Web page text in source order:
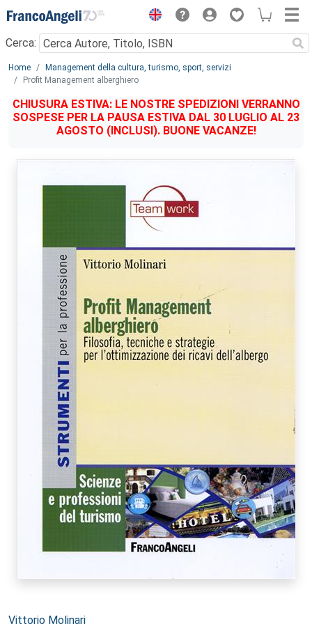
Menu
Cerca:
Main content
Home
Management della cultura, turismo, sport, servizi
Profit Management alberghiero
CHIUSURA ESTIVA: LE NOSTRE SPEDIZIONI VERRANNO
SOSPESE PER LA PAUSA ESTIVA DAL 30 LUGLIO AL 23
AGOSTO (INCLUSI). BUONE VACANZE!
Autori:
Vittorio Molinari